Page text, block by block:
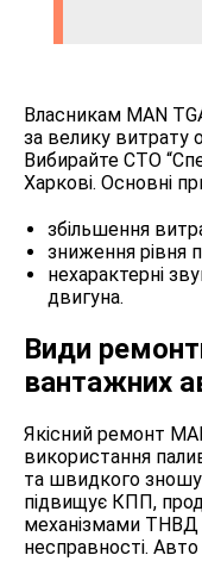
Власникам MAN
за велику витрату
Вибирайте СТО
Харкові. Основні
збільшення
зниження рівня
нехарактерні
двигуна.
Види
вантажних
Якісний ремонт
використання
та швидкого
підвищує КПП,
механізмами
несправності.